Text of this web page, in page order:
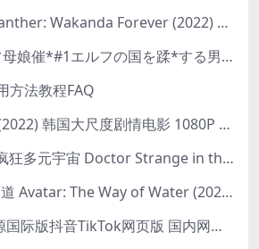
黑豹2 Black Panther: Wakanda Forever (2022) 高清版
OVA巨*エルフ母娘催*#1エルフの国を蹂*する男。汚された女王と姫
方法教程FAQ
B级文件 B컷 (2022) 韩国大尺度剧情电影 1080P 中字
奇异博士2：疯狂多元宇宙 Doctor Strange in the Multiverse of Madness (2022) 高清版1080p
阿凡达：水之道 Avatar: The Way of Water (2022) 1080p 2k 4k 中文字幕
ProxiTok 开源国际版抖音TikTok网页版 国内网络直连